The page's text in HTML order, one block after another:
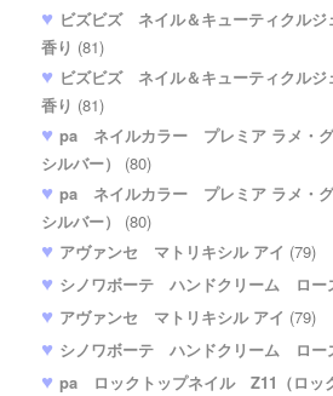
ビズビズ ネイル＆キューティクル
香り (81)
ビズビズ ネイル＆キューティクル
香り (81)
pa ネイルカラー プレミア ラメ・
シルバー）
(80)
pa ネイルカラー プレミア ラメ・
シルバー）
(80)
アヴァンセ マトリキシル アイ (79)
シノワボーテ ハンドクリーム ロー
アヴァンセ マトリキシル アイ (79)
シノワボーテ ハンドクリーム ロー
pa ロックトップネイル Z11（ロッ